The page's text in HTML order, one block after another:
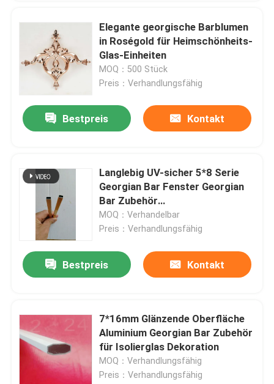
Aluminium-Biegemaschine
Glaszubehör
andere Glaszubehör
Architekturbuntglas
Elegante georgische Barblumen
in Roségold für Heimschönheits-
Glas-Einheiten
MOQ：500 Stück
Preis：Verhandlungsfähig
Bestpreis Kontakt
Langlebig UV-sicher 5*8 Serie
Georgian Bar Fenster Georgian
Bar Zubehör
Wasserbeschichtung
MOQ：Verhandelbar
Preis：Verhandlungsfähig
Bestpreis Kontakt
7*16mm Glänzende Oberfläche
Aluminium Georgian Bar Zubehör
für Isolierglas Dekoration
MOQ：Verhandlungsfähig
Preis：Verhandlungsfähig